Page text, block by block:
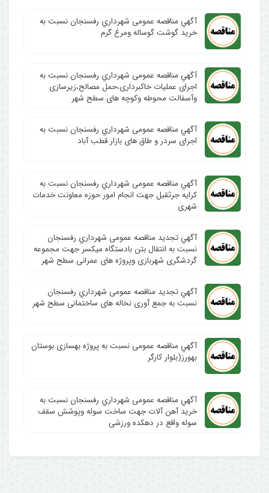
آگهي مناقصه عمومی شهرداري رفسنجان نسبت به
خرید گوشت گوساله ومرغ گرم
آگهي مناقصه عمومی شهرداري رفسنجان نسبت به
اجرای عملیات خاکبرداری،حمل مصالح،زیرسازی
وآسفالت محوطه وکوچه های سطح شهر
آگهي مناقصه عمومی شهرداري رفسنجان نسبت به
اجرای سردر و طاق های بازار قطب آباد
آگهي مناقصه عمومی شهرداري رفسنجان نسبت به
کرایه جرثقیل جهت انجام امور حوزه معاونت خدمات
شهری
آگهي تجدید مناقصه عمومی شهرداري رفسنجان
نسبت به انتقال بتن بادستگاه میکسر جهت مجموعه
گردشگری شهربازی وپروژه های عمرانی سطح شهر
آگهي تجدید مناقصه عمومی شهرداري رفسنجان
نسبت به جمع آوری نخاله های ساختمانی سطح شهر
آگهي مناقصه عمومی نسبت به پروژه بهسازی بوستان
بهورز(بلوار کارگر
آگهي مناقصه عمومی شهرداري رفسنجان نسبت به
خرید آهن آلات جهت ساخت سوله وپوشش سقف
سوله واقع در دهکده ورزشی